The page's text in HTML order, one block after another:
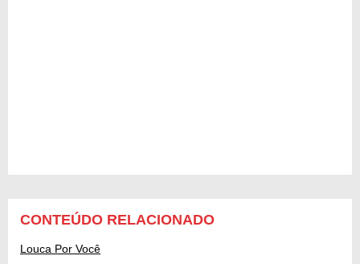
CONTEÚDO RELACIONADO
Louca Por Você